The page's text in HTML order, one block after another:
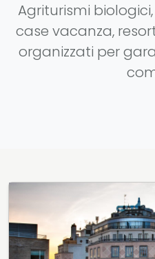
Agriturismi
case vacanza,
organizzati per